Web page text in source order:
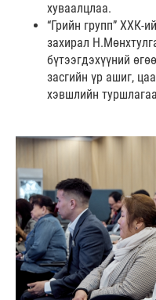
хуваалцлаа.
“Грийн групп” ХХК-
захирал
бүтээгдэхүүний
засгийн үр ашиг,
хэвшлийн